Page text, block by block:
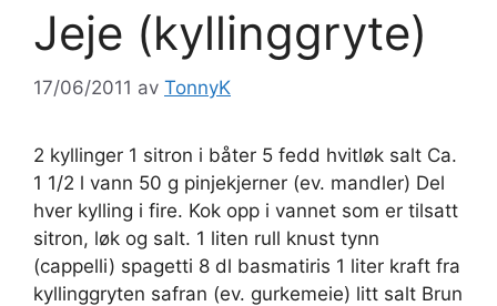
Jeje (kyllinggryte)
17/06/2011 av TonnyK
2 kyllinger 1 sitron i båter 5 fedd hvitløk salt Ca.
1 1/2 l vann 50 g pinjekjerner (ev. mandler) Del
hver kylling i fire. Kok opp i vannet som er tilsatt
sitron, løk og salt. 1 liten rull knust tynn
(cappelli) spagetti 8 dl basmatiris 1 liter kraft fra
kyllinggryten safran (ev. gurkemeie) litt salt Brun